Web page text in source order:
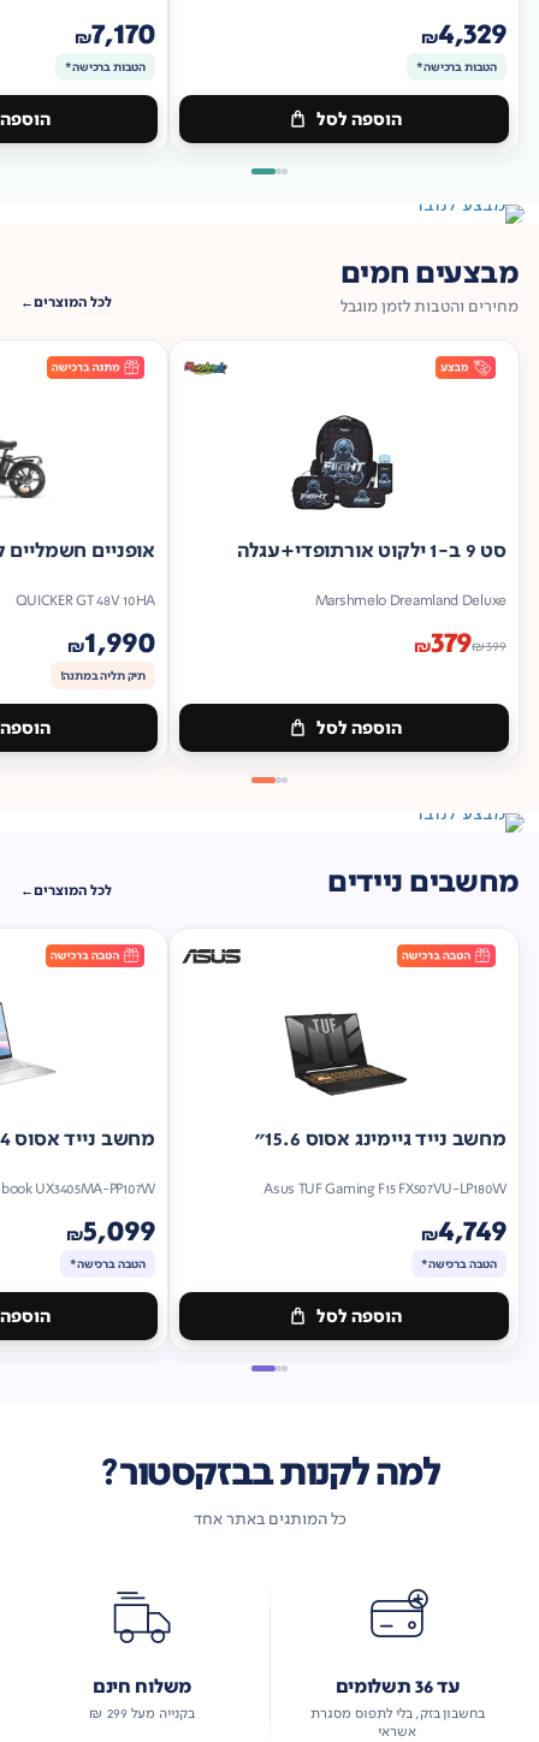
₪4,329
הטבות ברכישה*
הוספה לסל
ברכישה*
₪7,170
הטבות ברכישה*
מבצעים חמים
מחירים והטבות לזמן מוגבל לכל המוצרים
סט 9 ב-1 ילקוט אורתופדי+עגלה
Marshmelo Dreamland Deluxe
₪399
₪379
הוספה לסל
אופניים חשמליים
QUICKER GT 48V 10HA
₪1,990
תיק תליה במתנה!
מחשבים ניידים לכל המוצרים
מחשב נייד גיימינג אסוס 15.6"
Asus TUF Gaming F15 FX507VU-LP180W
₪4,749
הטבה ברכישה*
הוספה לסל
מחשב נייד אסוס 14"
UX3405MA-PP107W
₪5,099
הטבה ברכישה*
למה לקנות בבזקסטור?
כל המותגים באתר אחד
עד 36 תשלומים
בחשבון בזק, בלי לתפוס מסגרת
אשראי
משלוח חינם
בקנייה מעל 299 ₪